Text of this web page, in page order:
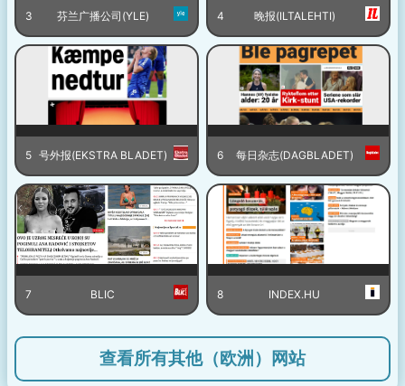
3 芬兰广播公司(YLE) 4 晚报(ILTALEHTI)
5 号外报(EKSTRA BLADET) 6 每日杂志(DAGBLADET)
7 BLIC 8 INDEX.HU
查看所有其他（欧洲）网站